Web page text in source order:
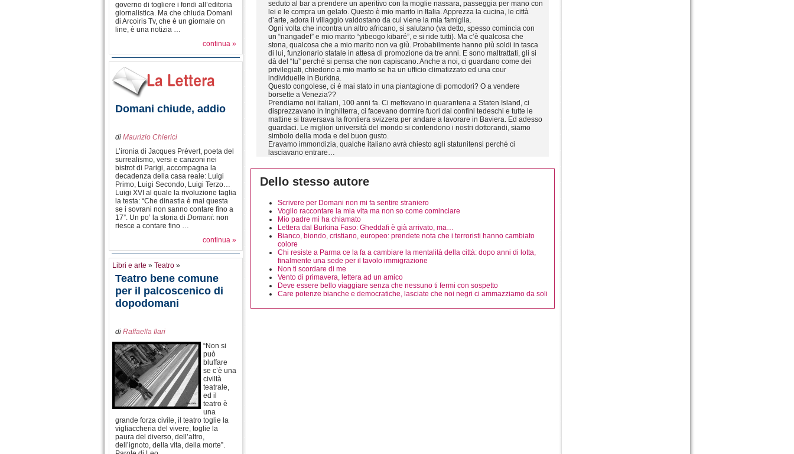
governo di togliere i fondi all’editoria
giornalistica. Ma che chiuda Domani
di Arcoiris Tv, che è un giornale on
line, è una notizia …
continua »
Domani chiude, addio
di Maurizio Chierici
L’ironia di Jacques Prévert, poeta del
surrealismo, versi e canzoni nei
bistrot di Parigi, accompagna la
decadenza della casa reale: Luigi
Primo, Luigi Secondo, Luigi Terzo…
Luigi XVI al quale la rivoluzione taglia
la testa: “Che dinastia è mai questa
se i sovrani non sanno contare fino a
17”. Un po’ la storia di Domani: non
riesce a contare fino …
continua »
Libri e arte » Teatro »
Teatro bene comune
per il palcoscenico di
dopodomani
di Raffaella Ilari
“Non si
può
bluffare
se c’è una
civiltà
teatrale,
ed il
teatro è
una
grande forza civile, il teatro toglie la
vigliaccheria del vivere, toglie la
paura del diverso, dell’altro,
dell’ignoto, della vita, della morte”.
seduto al bar a prendere un aperitivo con la moglie nassara, passeggia per mano con
lei e le compra un gelato. Questo è mio marito in Italia. Apprezza la cucina, le città
d’arte, adora il villaggio valdostano da cui viene la mia famiglia.
Ogni volta che incontra un altro africano, si salutano (va detto, spesso comincia con
un “nangadef” e mio marito “yibeogo kibaré”, e si ride tutti). Ma c’è qualcosa che
stona, qualcosa che a mio marito non va giù. Probabilmente hanno più soldi in tasca
di lui, funzionario statale in attesa di promozione da tre anni. E sono maltrattati, gli si
dà del “tu” perché si pensa che non capiscano. Anche a noi, ci guardano come dei
privilegiati, chiedono a mio marito se ha un ufficio climatizzato ed una cour
individuelle in Burkina.
Questo congolese, ci è mai stato in una piantagione di pomodori? O a vendere
borsette a Venezia??
Prendiamo noi italiani, 100 anni fa. Ci mettevano in quarantena a Staten Island, ci
disprezzavano in Inghilterra, ci facevano dormire fuori dai confini tedeschi e tutte le
mattine si traversava la frontiera svizzera per andare a lavorare in Baviera. Ed adesso
guardaci. Le migliori università del mondo si contendono i nostri dottorandi, siamo
simbolo della moda e del buon gusto.
Eravamo immondizia, qualche italiano avrà chiesto agli statunitensi perché ci
lasciavano entrare…
Dello stesso autore
Scrivere per Domani non mi fa sentire straniero
Voglio raccontare la mia vita ma non so come cominciare
Mio padre mi ha chiamato
Lettera dal Burkina Faso: Gheddafi è già arrivato, ma…
Bianco, biondo, cristiano, europeo: prendete nota che i terroristi hanno cambiato
colore
Chi resiste a Parma ce la fa a cambiare la mentalità della città: dopo anni di lotta,
finalmente una sede per il tavolo immigrazione
Non ti scordare di me
Vento di primavera, lettera ad un amico
Deve essere bello viaggiare senza che nessuno ti fermi con sospetto
Care potenze bianche e democratiche, lasciate che noi negri ci ammazziamo da soli